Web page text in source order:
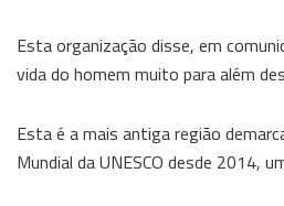
Esta organização disse, em
vida do homem muito para além
Esta é a mais antiga região
Mundial da UNESCO desde 2014,